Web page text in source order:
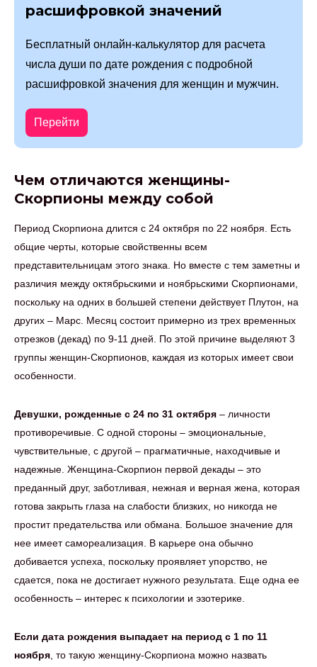
расшифровкой значений
Бесплатный онлайн-калькулятор для расчета
числа души по дате рождения с подробной
расшифровкой значения для женщин и мужчин.
Перейти
Чем отличаются женщины-
Скорпионы между собой
Период Скорпиона длится с 24 октября по 22 ноября. Есть
общие черты, которые свойственны всем
представительницам этого знака. Но вместе с тем заметны и
различия между октябрьскими и ноябрьскими Скорпионами,
поскольку на одних в большей степени действует Плутон, на
других – Марс. Месяц состоит примерно из трех временных
отрезков (декад) по 9-11 дней. По этой причине выделяют 3
группы женщин-Скорпионов, каждая из которых имеет свои
особенности.
Девушки, рожденные с 24 по 31 октября – личности
противоречивые. С одной стороны – эмоциональные,
чувствительные, с другой – прагматичные, находчивые и
надежные. Женщина-Скорпион первой декады – это
преданный друг, заботливая, нежная и верная жена, которая
готова закрыть глаза на слабости близких, но никогда не
простит предательства или обмана. Большое значение для
нее имеет самореализация. В карьере она обычно
добивается успеха, поскольку проявляет упорство, не
сдается, пока не достигает нужного результата. Еще одна ее
особенность – интерес к психологии и эзотерике.
Если дата рождения выпадает на период с 1 по 11
ноября , то такую женщину-Скорпиона можно назвать